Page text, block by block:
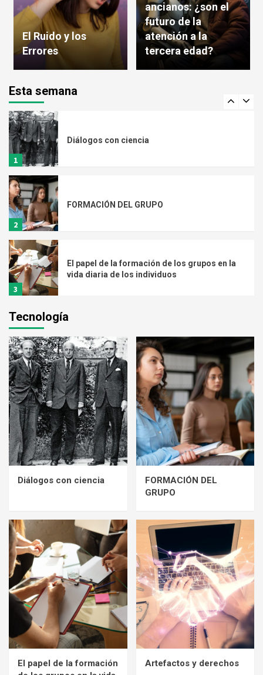
El Ruido y los
Errores
ancianos: ¿son el
futuro de la
atención a la
tercera edad?
Esta semana
Artefactos y derechos
5
1
Diálogos con ciencia
2
FORMACIÓN DEL GRUPO
3
El papel de la formación de los grupos en la
vida diaria de los individuos
4
5
DEFINICIÓN DEL PAPEL GENERAL
Diálogos con ciencia
2
FORMACIÓN DEL GRUPO
El papel de la formación de los grupos en la
vida diaria de los individuos
Tecnología
Diálogos con ciencia
FORMACIÓN DEL
GRUPO
El papel de la formación
Artefactos y derechos